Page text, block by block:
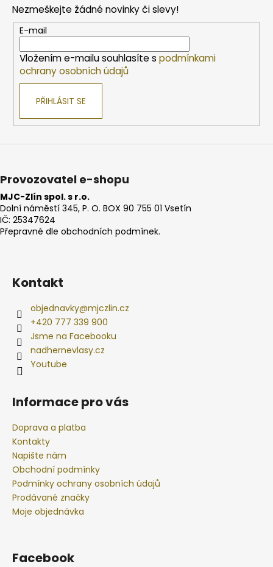
Nezmeškejte žádné novinky či slevy!
E-mail
Vložením e-mailu souhlasíte s podmínkami
ochrany osobních údajů
PŘIHLÁSIT SE
Provozovatel e-shopu
MJC-Zlín spol. s r.o.
Dolní náměstí 345, P. O. BOX 90 755 01 Vsetín
IČ: 25347624
Přepravné dle obchodních podmínek.
Kontakt
objednavky@mjczlin.cz
+420 777 339 900
Jsme na Facebooku
nadhernevlasy.cz
Youtube
Informace pro vás
Doprava a platba
Kontakty
Napište nám
Obchodní podmínky
Podmínky ochrany osobních údajů
Prodávané značky
Moje objednávka
Facebook